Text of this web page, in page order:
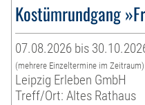
Kostümrundgang
07.08.2026 bis
(mehrere Einzeltermine im Zeitraum)
Leipzig Erleben GmbH
Treff/Ort: Altes Rathaus